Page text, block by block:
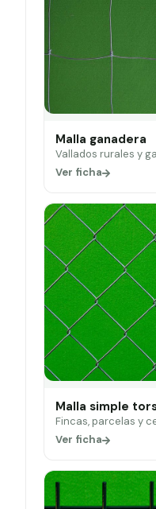
Malla ganadera
Vallados rurales y
Ver ficha
Malla simple
Fincas, parcelas y
Ver ficha